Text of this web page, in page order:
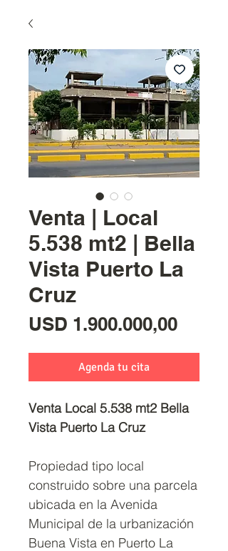
Venta | Local
5.538 mt2 | Bella
Vista Puerto La
Cruz
USD 1.900.000,00Precio
Agenda tu cita
Venta Local 5.538 mt2 Bella
Vista Puerto La Cruz
Propiedad tipo local
construido sobre una parcela
ubicada en la Avenida
Municipal de la urbanización
Buena Vista en Puerto La